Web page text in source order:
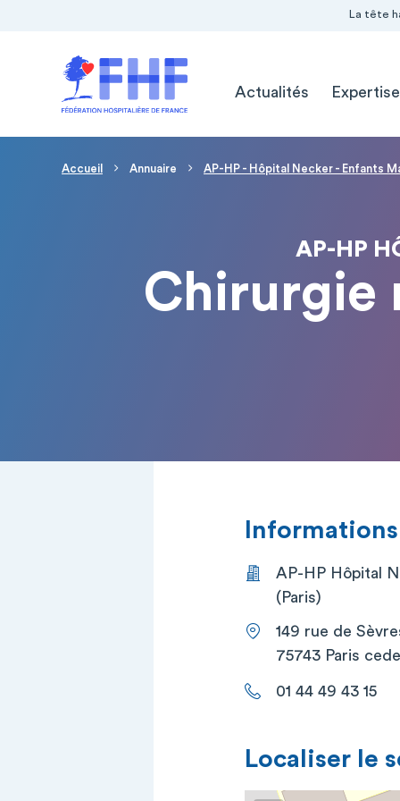
La tête
Actualités
Fil d'Ariane
Accueil Annuaire AP-HP - Hôpital Necker - Enfants
AP-HP
Chirurgie
AP-HP Hôpital
(Paris)
149 rue de
75743 Paris
01 44 49 43 15
Localiser le